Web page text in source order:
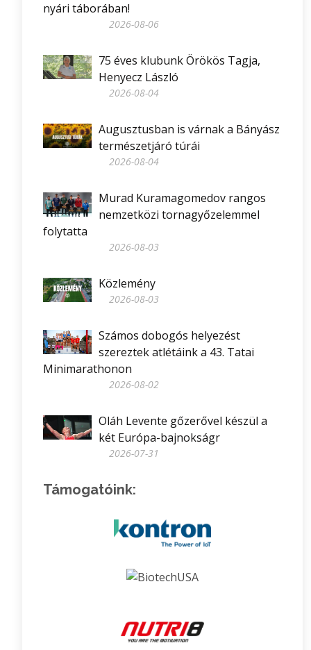
nyári táborában!
2026-08-06
75 éves klubunk Örökös Tagja,
Henyecz László
2026-08-04
Augusztusban is várnak a Bányász
természetjáró túrái
2026-08-04
Murad Kuramagomedov rangos
nemzetközi tornagyőzelemmel
folytatta
2026-08-03
Közlemény
2026-08-03
Számos dobogós helyezést
szereztek atlétáink a 43. Tatai
Minimarathonon
2026-08-02
Oláh Levente gőzerővel készül a
két Európa-bajnokságr
2026-07-31
Támogatóink: